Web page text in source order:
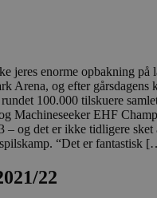
jeres enorme opbakning på
Arena, og efter gårsdagens
100.000 tilskuere
Machineseeker EHF
– og det er ikke tidligere sket
“Det er fantastisk
22